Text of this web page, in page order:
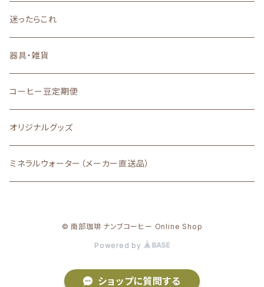
迷ったらこれ
器具・雑貨
コーヒー豆定期便
オリジナルグッズ
ミネラルウォーター（メーカー直送品）
© 南部珈琲 ナンブコーヒー Online Shop
Powered by
ショップに質問する